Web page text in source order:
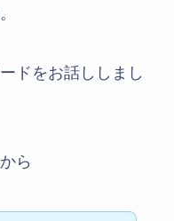
ドをお話ししまし
ら